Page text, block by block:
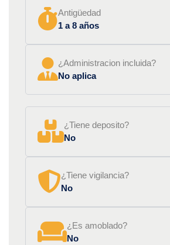
Antigüedad
1 a 8 años
¿Administracion incluida?
No aplica
¿Tiene deposito?
No
¿Tiene vigilancia?
No
¿Es amoblado?
No